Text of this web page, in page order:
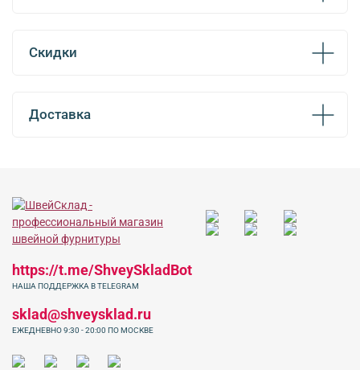
Скидки
Доставка
https://t.me/ShveySkladBot
НАША ПОДДЕРЖКА В TELEGRAM
sklad@shveysklad.ru
ЕЖЕДНЕВНО 9:30 - 20:00 ПО МОСКВЕ